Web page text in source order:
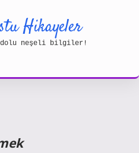
Hikayeler
neşeli bilgiler!